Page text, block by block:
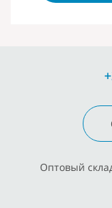
Оптовый